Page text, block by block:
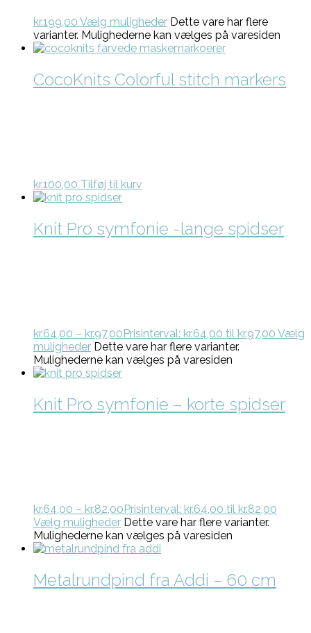
kr.199,00 Vælg muligheder Dette vare har flere
varianter. Mulighederne kan vælges på varesiden
CocoKnits Colorful stitch markers
kr.100,00 Tilføj til kurv
Knit Pro symfonie -lange spidser
kr.64,00 – kr.97,00Prisinterval: kr.64,00 til kr.97,00 Vælg
muligheder Dette vare har flere varianter.
Mulighederne kan vælges på varesiden
Knit Pro symfonie – korte spidser
kr.64,00 – kr.82,00Prisinterval: kr.64,00 til kr.82,00
Vælg muligheder Dette vare har flere varianter.
Mulighederne kan vælges på varesiden
Metalrundpind fra Addi – 60 cm